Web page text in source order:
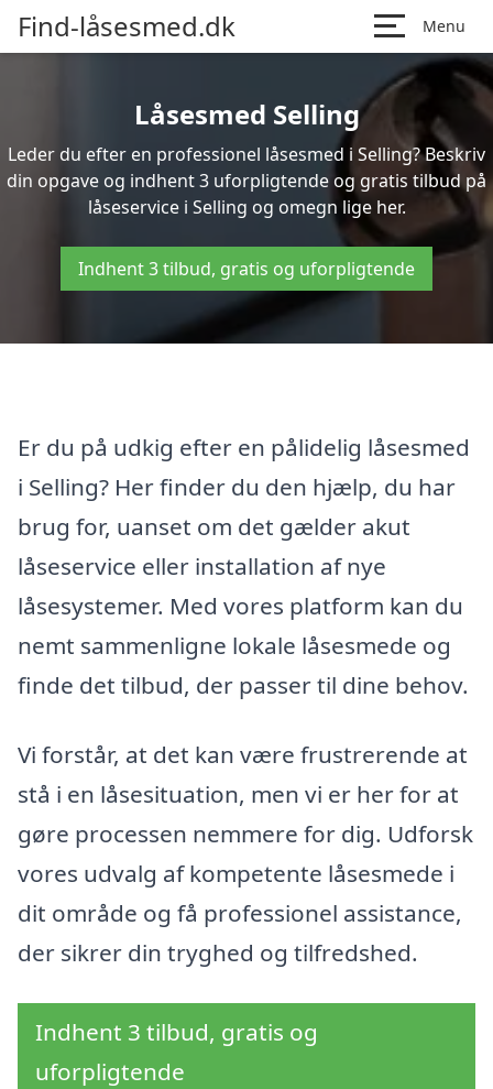
Find-låsesmed.dk Menu
Låsesmed Selling
Leder du efter en professionel låsesmed i Selling? Beskriv
din opgave og indhent 3 uforpligtende og gratis tilbud på
låseservice i Selling og omegn lige her.
Indhent 3 tilbud, gratis og uforpligtende
Er du på udkig efter en pålidelig låsesmed
i Selling? Her finder du den hjælp, du har
brug for, uanset om det gælder akut
låseservice eller installation af nye
låsesystemer. Med vores platform kan du
nemt sammenligne lokale låsesmede og
finde det tilbud, der passer til dine behov.
Vi forstår, at det kan være frustrerende at
stå i en låsesituation, men vi er her for at
gøre processen nemmere for dig. Udforsk
vores udvalg af kompetente låsesmede i
dit område og få professionel assistance,
der sikrer din tryghed og tilfredshed.
Indhent 3 tilbud, gratis og
uforpligtende